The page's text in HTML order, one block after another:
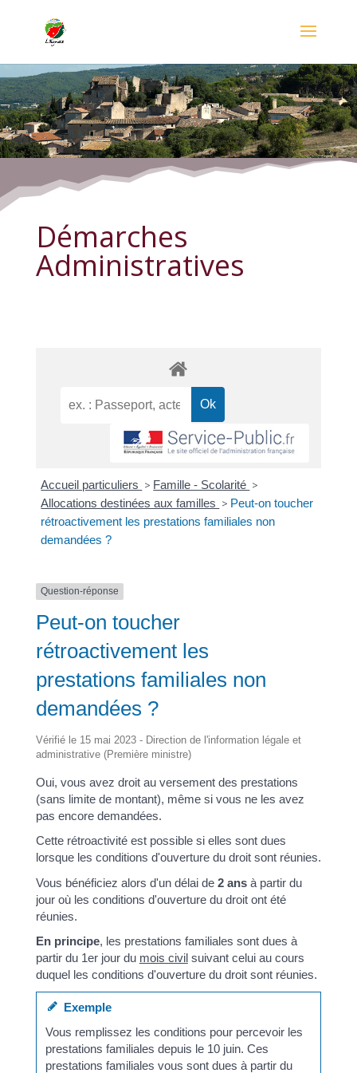
Démarches Administratives
Démarches
Administratives
Accueil particuliers > Famille - Scolarité >
Allocations destinées aux familles > Peut-on toucher
rétroactivement les prestations familiales non
demandées ?
Question-réponse
Peut-on toucher
rétroactivement les
prestations familiales non
demandées ?
Vérifié le 15 mai 2023 - Direction de l'information légale et
administrative (Première ministre)
Oui, vous avez droit au versement des prestations
(sans limite de montant), même si vous ne les avez
pas encore demandées.
Cette rétroactivité est possible si elles sont dues
lorsque les conditions d'ouverture du droit sont réunies.
Vous bénéficiez alors d'un délai de 2 ansà partir du
jour où les conditions d'ouverture du droit ont été
réunies.
En principe, les prestations familiales sont dues à
partir du 1erjour du mois civilsuivant celui au cours
duquel les conditions d'ouverture du droit sont réunies.
Exemple
Vous remplissez les conditions pour percevoir les
prestations familiales depuis le 10 juin. Ces
prestations familiales vous sont dues à partir du